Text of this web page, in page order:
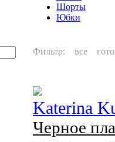
Шорты
Юбки
Фильтр: все
Katerina
Черное